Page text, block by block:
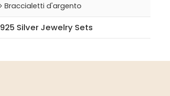
Braccialetti d'argento
925 Silver Jewelry Sets